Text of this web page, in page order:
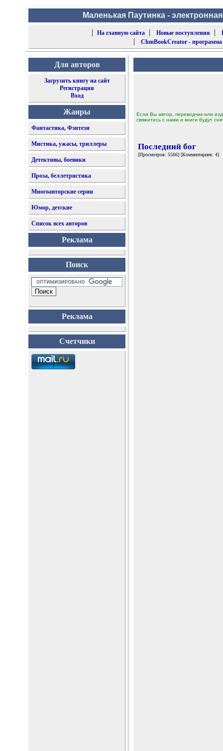
Маленькая Паутинка -
|
На главную сайта| Новые поступления |
| ChmBookCreator -
Для авторов
Загрузить книгу на сайт
Регистрация
Вход
Жанры
Фантастика, Фэнтези
Мистика, ужасы, триллеры
Детективы, боевики
Проза, беллетристика
Многоавторские серии
Юмор, детские
Список всех авторов
Реклама
Поиск
Реклама
Счетчики
Если Вы автор, переводчик или
свяжитесь с нами и книги будут
Последний бог
[Просмотров: 5566] [Комментариев: 4]